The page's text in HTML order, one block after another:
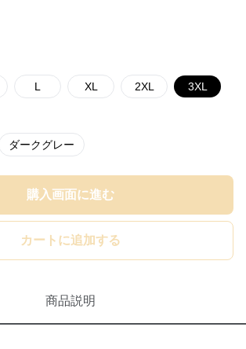
L XL 2XL 3XL
ダークグレー
購入画面に進む
カートに追加する
商品説明